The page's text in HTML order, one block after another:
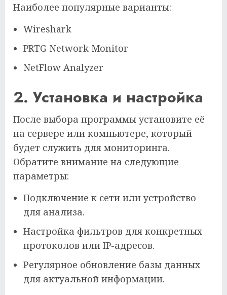
Наиболее популярные варианты:
Wireshark
PRTG Network Monitor
NetFlow Analyzer
2. Установка и настройка
После выбора программы установите её
на сервере или компьютере, который
будет служить для мониторинга.
Обратите внимание на следующие
параметры:
Подключение к сети или устройство
для анализа.
Настройка фильтров для конкретных
протоколов или IP-адресов.
Регулярное обновление базы данных
для актуальной информации.